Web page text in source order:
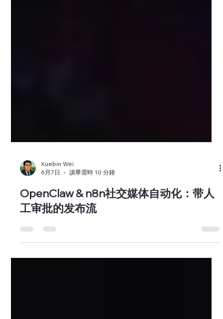
Xuebin Wei
6月7日
讀畢需時 10 分鐘
OpenClaw & n8n社交媒体自动化：带人